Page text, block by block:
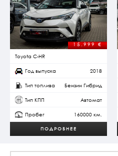
15.999 €
Toyota C-HR
Год выпуска 2018
Тип топлива Бензин Гибрид
Тип КПП Автомат
Пробег 160000 км.
ПОДРОБНЕЕ